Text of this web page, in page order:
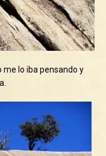
me lo iba pensando y